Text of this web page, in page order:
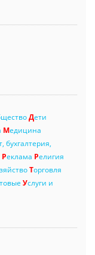
Дети
Медицина
бухгалтерия,
Реклама Религия
Торговля
Услуги и